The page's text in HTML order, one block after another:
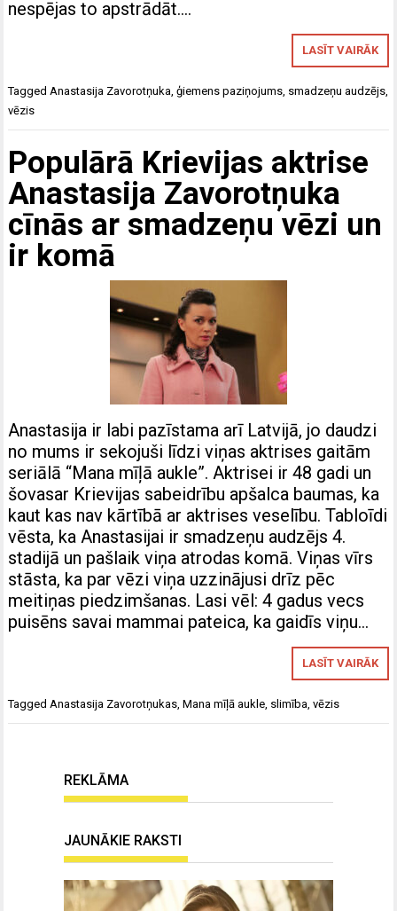
nespējas to apstrādāt….
LASĪT VAIRĀK
Tagged Anastasija Zavorotņuka ,ģiemens paziņojums smadzeņu audzējs
vēzis
Populārā Krievijas aktrise
Anastasija Zavorotņuka
cīnās ar smadzeņu vēzi un
ir komā
Anastasija ir labi pazīstama arī Latvijā, jo daudzi
no mums ir sekojuši līdzi viņas aktrises gaitām
seriālā “Mana mīļā aukle”. Aktrisei ir 48 gadi un
šovasar Krievijas sabeidrību apšalca baumas, ka
kaut kas nav kārtībā ar aktrises veselību. Tabloīdi
vēsta, ka Anastasijai ir smadzeņu audzējs 4.
stadijā un pašlaik viņa atrodas komā. Viņas vīrs
stāsta, ka par vēzi viņa uzzinājusi drīz pēc
meitiņas piedzimšanas. Lasi vēl: 4 gadus vecs
puisēns savai mammai pateica, ka gaidīs viņu…
LASĪT VAIRĀK
TaggedAnastasija Zavorotņukas,Mana mīļā aukle, slimība,vēzis
REKLĀMA
JAUNĀKIE RAKSTI